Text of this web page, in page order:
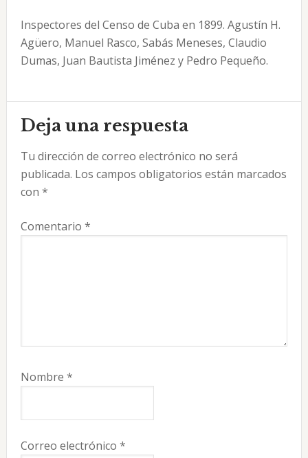
Inspectores del Censo de Cuba en 1899. Agustín H.
Agüero, Manuel Rasco, Sabás Meneses, Claudio
Dumas, Juan Bautista Jiménez y Pedro Pequeño.
Interacciones
con
los
lectores
Deja una respuesta
Tu dirección de correo electrónico no será
publicada. Los campos obligatorios están marcados
con *
Comentario *
Nombre *
Correo electrónico *